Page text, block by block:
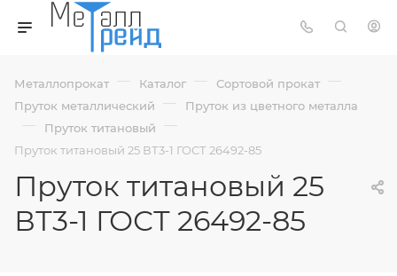
Металлопрокат — Каталог — Сортовой прокат —
Пруток металлический — Пруток из цветного металла
— Пруток титановый —
Пруток титановый 25 ВТ3-1 ГОСТ 26492-85
Пруток титановый 25
ВТ3-1 ГОСТ 26492-85